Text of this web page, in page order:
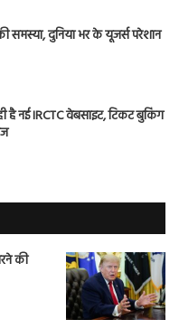
दुनिया भर के यूजर्स परेशान
है नई IRCTC वेबसाइट, टिकट बुकिंग
की